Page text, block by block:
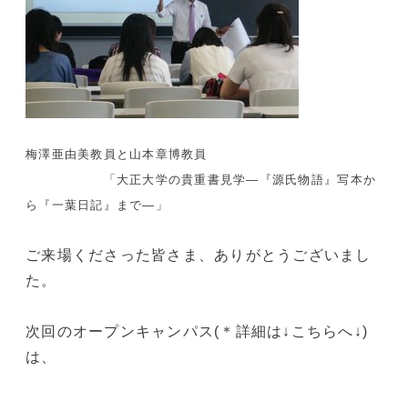
梅澤亜由美教員と山本章博教員
「大正大学の貴重書見学―『源氏物語』写本か
ら『一葉日記』まで―」
ご来場くださった皆さま、ありがとうございまし
た。
次回のオープンキャンパス(＊詳細は↓こちらへ↓)
は、